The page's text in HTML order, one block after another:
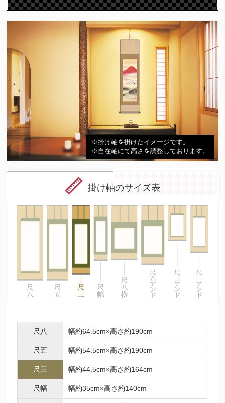
※掛け軸を掛けたイメージです。
※自在軸にて高さを調整しております。
掛け軸のサイズ表
尺八 幅約64.5cm×高さ約190cm
尺五 幅約54.5cm×高さ約190cm
尺三 幅約44.5cm×高さ約164cm
尺幅 幅約35cm×高さ約140cm